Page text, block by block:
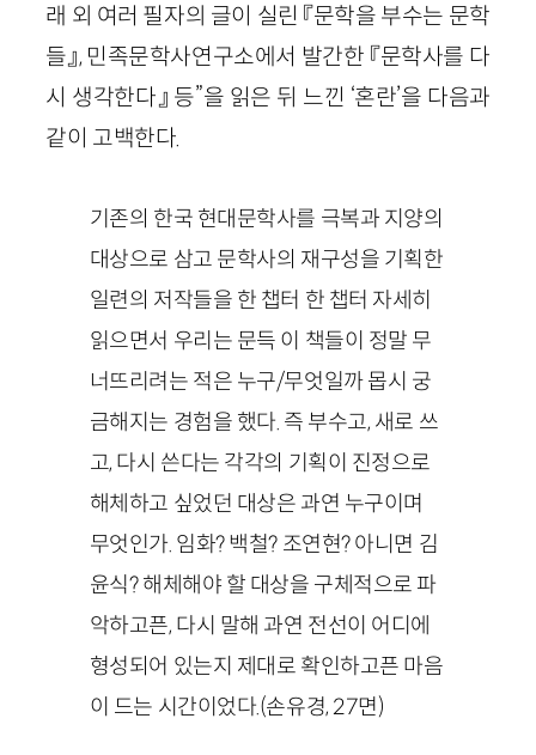
래 외 여러 필자의 글이 실린 『문학을 부수는 문학
들』, 민족문학사연구소에서 발간한 『문학사를 다
시 생각한다』 등”을 읽은 뒤 느낀 ‘혼란’을 다음과
같이 고백한다.
기존의 한국 현대문학사를 극복과 지양의
대상으로 삼고 문학사의 재구성을 기획한
일련의 저작들을 한 챕터 한 챕터 자세히
읽으면서 우리는 문득 이 책들이 정말 무
너뜨리려는 적은 누구/무엇일까 몹시 궁
금해지는 경험을 했다. 즉 부수고, 새로 쓰
고, 다시 쓴다는 각각의 기획이 진정으로
해체하고 싶었던 대상은 과연 누구이며
무엇인가. 임화? 백철? 조연현? 아니면 김
윤식? 해체해야 할 대상을 구체적으로 파
악하고픈, 다시 말해 과연 전선이 어디에
형성되어 있는지 제대로 확인하고픈 마음
이 드는 시간이었다.(손유경, 27면)